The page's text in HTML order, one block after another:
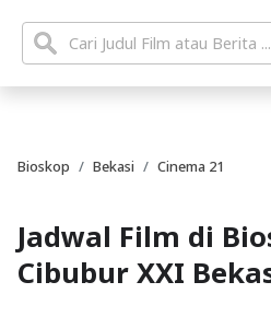
Bioskop Bekasi Cinema 21
Jadwal Film di
Cibubur XXI